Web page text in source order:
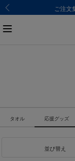
ご注文
タオル 応援グッズ
並び替え